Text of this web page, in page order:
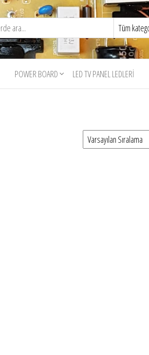
POWER BOARD LED TV PANEL LEDLERI